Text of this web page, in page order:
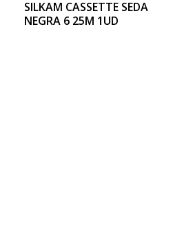
SILKAM CASSETTE SEDA
NEGRA 6 25M 1UD